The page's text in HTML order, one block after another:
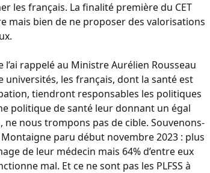
les français. La finalité première du CET
mais bien de ne proposer des valorisations
rappelé au Ministre Aurélien Rousseau
universités, les français, dont la santé est
tiendront responsables les politiques
politique de santé leur donnant un égal
ne nous trompons pas de cible. Souvenons-
paru début novembre 2023 : plus
de leur médecin mais 64% d’entre eux
mal. Et ce ne sont pas les PLFSS à